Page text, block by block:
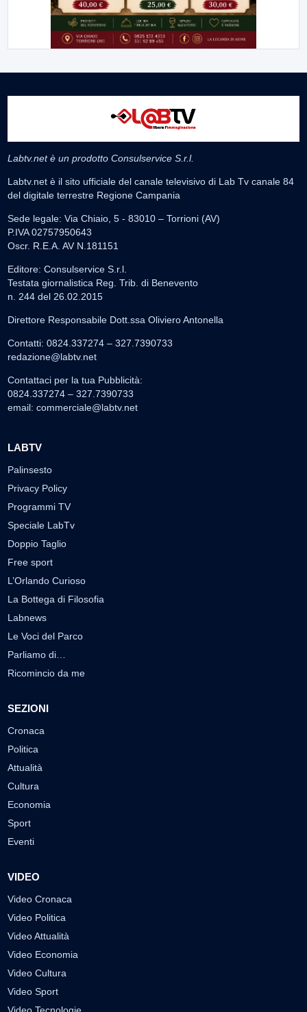
Labtv.net è un prodotto Consulservice S.r.l.
Labtv.net è il sito ufficiale del canale televisivo di Lab Tv canale 84
del digitale terrestre Regione Campania
Sede legale: Via Chiaio, 5 - 83010 – Torrioni (AV)
P.IVA 02757950643
Oscr. R.E.A. AV N.181151
Editore: Consulservice S.r.l.
Testata giornalistica Reg. Trib. di Benevento
n. 244 del 26.02.2015
Direttore Responsabile Dott.ssa Oliviero Antonella
Contatti: 0824.337274 – 327.7390733
redazione@labtv.net
Contattaci per la tua Pubblicità:
0824.337274 – 327.7390733
email: commerciale@labtv.net
LABTV
Palinsesto
Privacy Policy
Programmi TV
Speciale LabTv
Doppio Taglio
Free sport
L’Orlando Curioso
La Bottega di Filosofia
Labnews
Le Voci del Parco
Parliamo di…
Ricomincio da me
SEZIONI
Cronaca
Politica
Attualità
Cultura
Economia
Sport
Eventi
VIDEO
Video Cronaca
Video Politica
Video Attualità
Video Economia
Video Cultura
Video Sport